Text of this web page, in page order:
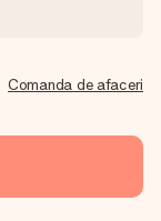
Comanda de afaceri